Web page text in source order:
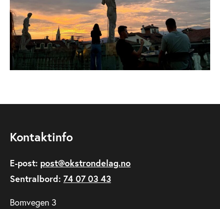
Kontaktinfo
E-post: post@okstrondelag.no
Sentralbord: 74 07 03 43
Bomvegen 3